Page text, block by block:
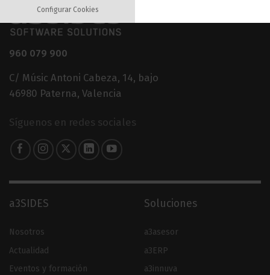
960 079 900
C/ Músic Antoni Cabeza, 14, bajo
46980 Paterna, Valencia
Síguenos en redes sociales
a3SIDES
Nosotros
Actualidad
Eventos y formación
Soluciones
a3asesor
a3ERP
a3innuva
Configurar Cookies